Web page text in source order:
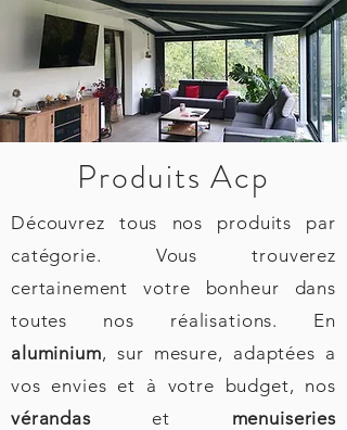
Produits Acp
Découvrez tous nos produits par
catégorie. Vous trouverez
certainement votre bonheur dans
toutes nos réalisations. En
aluminium, sur mesure, adaptées a
vos envies et à votre budget, nos
vérandaset menuiseries